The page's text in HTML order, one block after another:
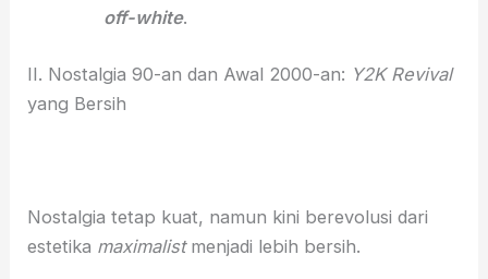
off-white.
II. Nostalgia 90-an dan Awal 2000-an: Y2K Revival
yang Bersih
Nostalgia tetap kuat, namun kini berevolusi dari
estetika maximalistmenjadi lebih bersih.